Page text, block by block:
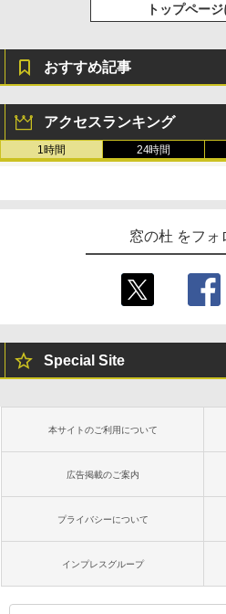
トップペー
おすすめ記事
アクセスランキング
1時間 24時間
窓の杜 をフォ
Special Site
本サイトのご利用について
広告掲載のご案内
プライバシーについて
インプレスグループ